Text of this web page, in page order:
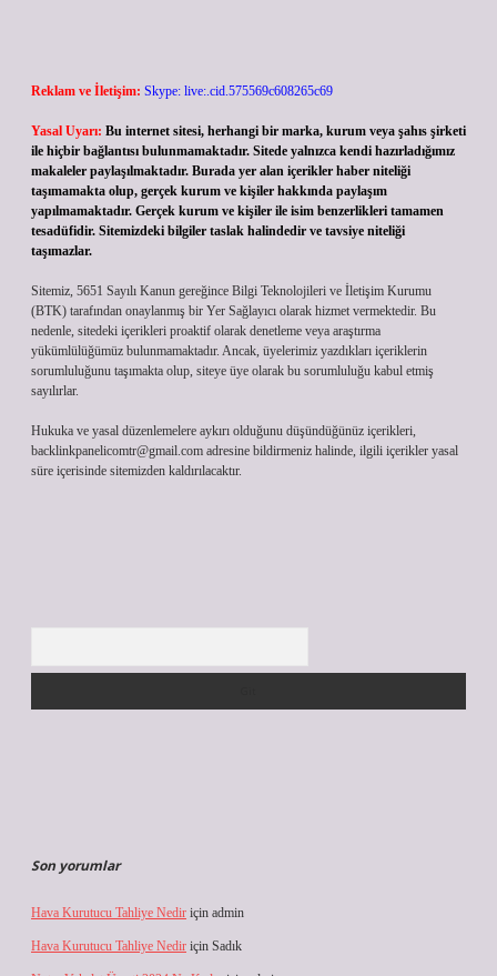
Reklam ve İletişim: Skype: live:.cid.575569c608265c69
Yasal Uyarı: Bu internet sitesi, herhangi bir marka, kurum veya şahıs şirketi
ile hiçbir bağlantısı bulunmamaktadır. Sitede yalnızca kendi hazırladığımız
makaleler paylaşılmaktadır. Burada yer alan içerikler haber niteliği
taşımamakta olup, gerçek kurum ve kişiler hakkında paylaşım
yapılmamaktadır. Gerçek kurum ve kişiler ile isim benzerlikleri tamamen
tesadüfidir. Sitemizdeki bilgiler taslak halindedir ve tavsiye niteliği
taşımazlar.
Sitemiz, 5651 Sayılı Kanun gereğince Bilgi Teknolojileri ve İletişim Kurumu
(BTK) tarafından onaylanmış bir Yer Sağlayıcı olarak hizmet vermektedir. Bu
nedenle, sitedeki içerikleri proaktif olarak denetleme veya araştırma
yükümlülüğümüz bulunmamaktadır. Ancak, üyelerimiz yazdıkları içeriklerin
sorumluluğunu taşımakta olup, siteye üye olarak bu sorumluluğu kabul etmiş
sayılırlar.
Hukuka ve yasal düzenlemelere aykırı olduğunu düşündüğünüz içerikleri,
backlinkpanelicomtr@gmail.com adresine bildirmeniz halinde, ilgili içerikler yasal
süre içerisinde sitemizden kaldırılacaktır.
Son yorumlar
Hava Kurutucu Tahliye Nedir için admin
Hava Kurutucu Tahliye Nedir için Sadık